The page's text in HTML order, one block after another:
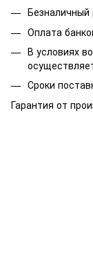
Безналичный
Оплата
В условиях
Сроки
Гарантия от